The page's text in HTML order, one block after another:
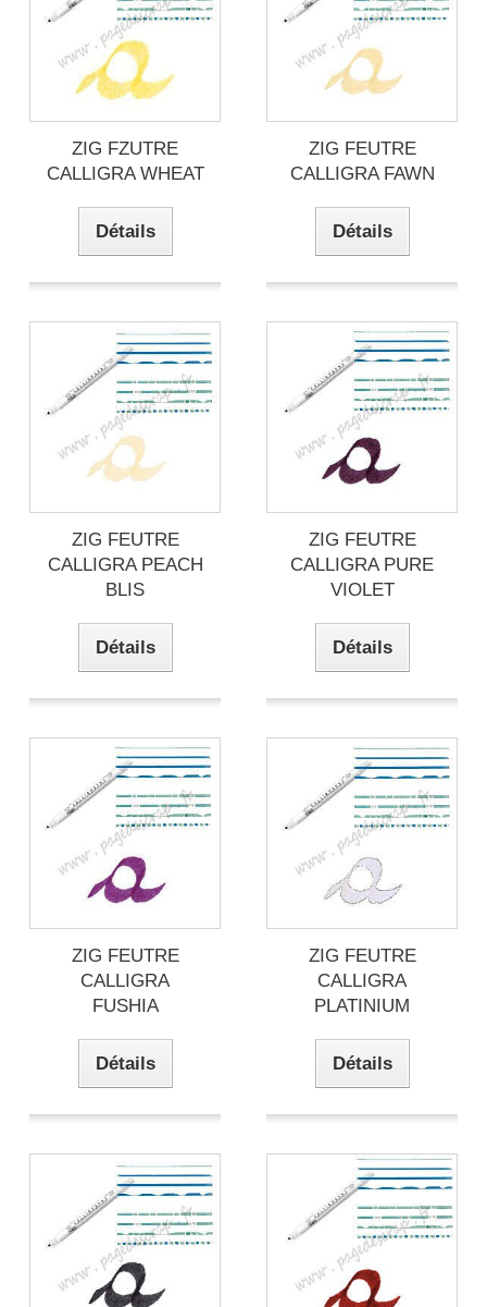
ZIG FZUTRE
CALLIGRA WHEAT
Détails
ZIG FEUTRE
CALLIGRA FAWN
Détails
ZIG FEUTRE
CALLIGRA PEACH
BLIS
Détails
ZIG FEUTRE
CALLIGRA PURE
VIOLET
Détails
ZIG FEUTRE
CALLIGRA
FUSHIA
Détails
ZIG FEUTRE
CALLIGRA
PLATINIUM
Détails